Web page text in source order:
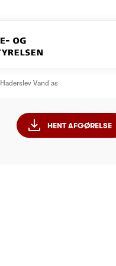
Haderslev Vand as
HENT AFGØRELSE